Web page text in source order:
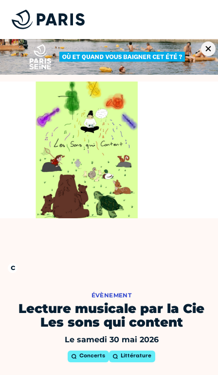
ÉVÈNEMENT
Lecture musicale par la Cie
Les sons qui content
Le samedi 30 mai 2026
Concerts Littérature